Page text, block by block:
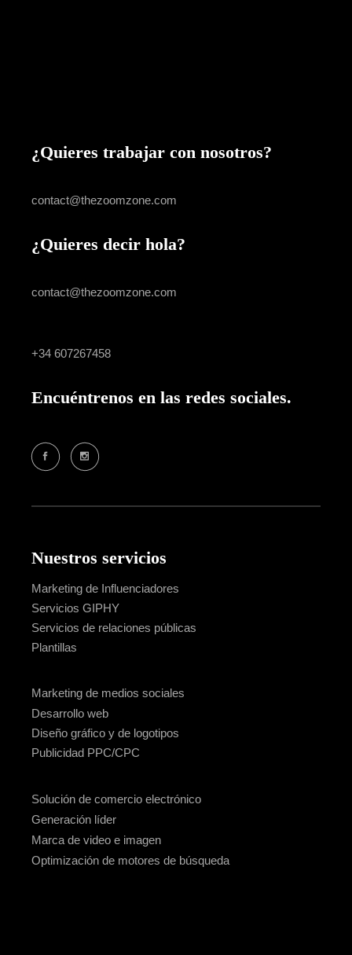
¿Quieres trabajar con nosotros?
contact@thezoomzone.com
¿Quieres decir hola?
contact@thezoomzone.com
+34 607267458
Encuéntrenos en las redes sociales.
Nuestros servicios
Marketing de Influenciadores
Servicios GIPHY
Servicios de relaciones públicas
Plantillas
Marketing de medios sociales
Desarrollo web
Diseño gráfico y de logotipos
Publicidad PPC/CPC
Solución de comercio electrónico
Generación líder
Marca de video e imagen
Optimización de motores de búsqueda